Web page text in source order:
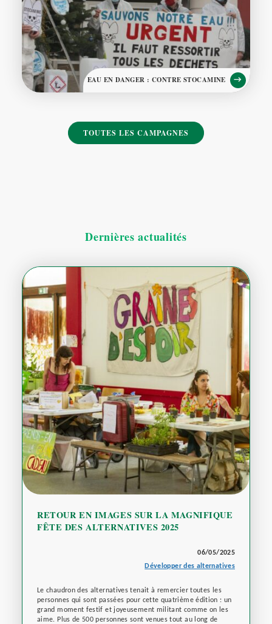
EAU EN DANGER : CONTRE STOCAMINE
TOUTES LES CAMPAGNES
Dernières actualités
RETOUR EN IMAGES SUR LA MAGNIFIQUE
FÊTE DES ALTERNATIVES 2025
06/05/2025
Développer des alternatives
Le chaudron des alternatives tenait à remercier toutes les
personnes qui sont passées pour cette quatrième édition : un
grand moment festif et joyeusement militant comme on les
aime. Plus de 500 personnes sont venues tout au long de